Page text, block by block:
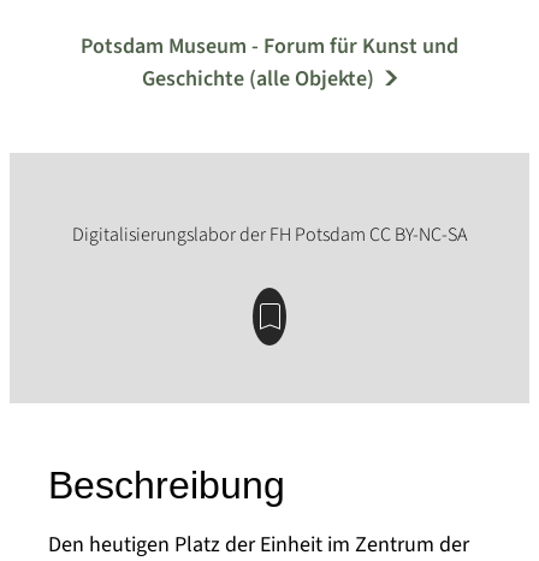
Potsdam Museum - Forum für Kunst und
Geschichte (alle Objekte)
Beschreibung
Den heutigen Platz der Einheit im Zentrum der